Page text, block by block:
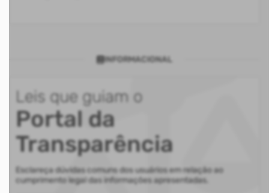
INFORMACIONAL
Leis que guiam o
Portal da
Transparência
Esclareça dúvidas comuns dos usuários em relação ao
cumprimento legal das informações apresentadas.